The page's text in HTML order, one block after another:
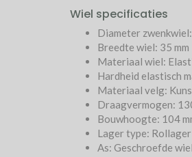
Wiel specificaties
Diameter
Breedte wiel: 35 mm
Materiaal wiel:
Hardheid elastisch
Materiaal velg:
Draagvermogen:
Bouwhoogte: 104
Lager type: Rollager
As: Geschroefde